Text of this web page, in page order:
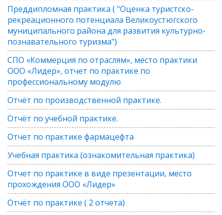
Преддипломная практика ( "Оценка туристско-
рекреационного потенциала Великоустюгского
муниципального района для развития культурно-
познавательного туризма")
СПО «Коммерция по отраслям», место практики
ООО «Лидер», отчет по практике по
профессиональному модулю
Отчёт по производственной практике.
Отчёт по учебной практике.
Отчет по практике фармацефта
Учебная практика (ознакомительная практика)
Отчет по практике в виде презентации, место
прохождения ООО «Лидер»
Отчёт по практике ( 2 отчета)